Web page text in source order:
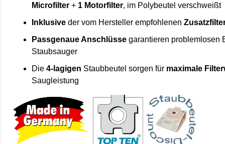
Microfilter + 1 Motorfilter, im Polybeutel verschweißt
Inklusive der vom Hersteller empfohlenen
Passgenaue Anschlüsse garantieren problemlosen
Staubsauger
Die4-lagigen Staubbeutel sorgen für maximale
Saugleistung